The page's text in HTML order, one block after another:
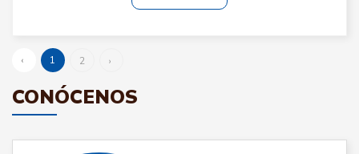
‹ 1 2 ›
CONÓCENOS